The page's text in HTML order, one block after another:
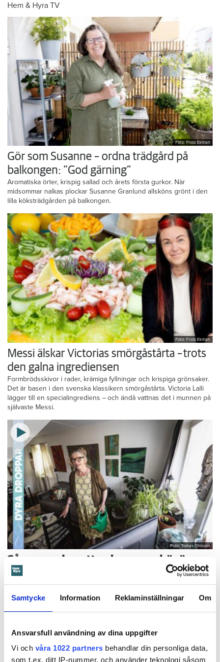
Samtycke Information Reklaminställningar Om
Ansvarsfull användning av dina uppgifter
Vi och våra 1022 partners behandlar din personliga data,
som t.ex. ditt IP-nummer, och använder teknologi såsom
Hem & Hyra TV
Foto: Frida Ekman
Gör som Susanne – ordna trädgård på
balkongen: ”God gärning”
Aromatiska örter, krispig sallad och årets första gurkor. När
midsommar nalkas plockar Susanne Granlund allsköns grönt i den
lilla köksträdgården på balkongen.
Foto: Frida Ekman
Messi älskar Victorias smörgåstårta – trots
den galna ingrediensen
Formbrödsskivor i rader, krämiga fyllningar och krispiga grönsaker.
Det är basen i den svenska klassikern smörgåstårta. Victoria Lalli
lägger till en specialingrediens – och ändå vattnas det i munnen på
självaste Messi.
Foto: Tomas Ohlsson
Så sparar du vatten hemma – här är
Kristins bästa tips
Knepen är enkla: ”Det är ingen uppoffring alls från min sida”, säger
Kristin Rydberg.